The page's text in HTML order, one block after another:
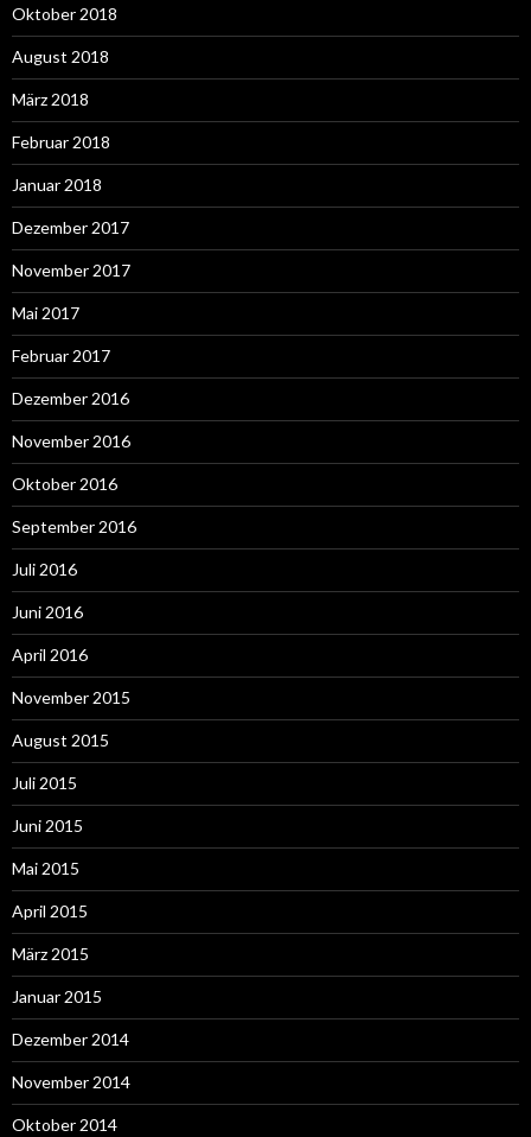
Oktober 2018
August 2018
März 2018
Februar 2018
Januar 2018
Dezember 2017
November 2017
Mai 2017
Februar 2017
Dezember 2016
November 2016
Oktober 2016
September 2016
Juli 2016
Juni 2016
April 2016
November 2015
August 2015
Juli 2015
Juni 2015
Mai 2015
April 2015
März 2015
Januar 2015
Dezember 2014
November 2014
Oktober 2014